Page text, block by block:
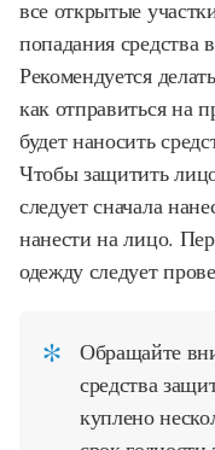
все открытые
попадания средства
Рекомендуется
как отправиться на
будет наносить
Чтобы защитить
следует сначала
нанести на лицо.
одежду следует
Обращайте
средства
куплено